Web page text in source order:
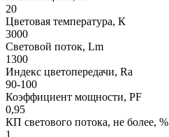
20
Цветовая температура, К
3000
Световой поток, Lm
1300
Индекс цветопередачи, Ra
90-100
Коэффициент мощности, PF
0,95
КП светового потока, не более, %
1